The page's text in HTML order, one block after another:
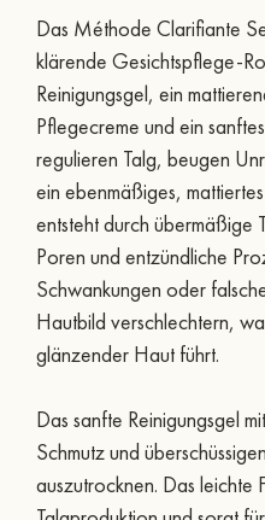
Das Méthode Clarifiante
klärende Gesichtspflege-
Reinigungsgel, ein
Pflegecreme und ein
regulieren Talg, beugen
ein ebenmäßiges,
entsteht durch übermäßige
Poren und entzündliche
Schwankungen oder
Hautbild verschlechtern,
glänzender Haut führt.
Das sanfte Reinigungsgel
Schmutz und
auszutrocknen. Das leichte